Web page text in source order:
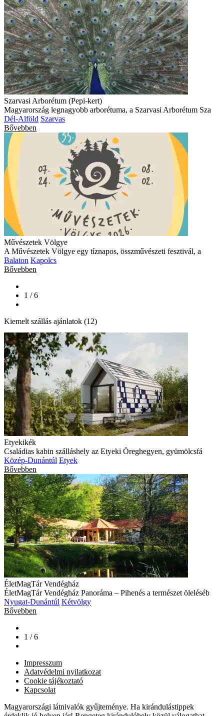
Szarvasi Arborétum (Pepi-kert)
Magyarország legnagyobb arborétuma, a Szarvasi Arborétum Sza
Dél-Alföld Szarvas
Bővebben
Művészetek Völgye
A Művészetek Völgye egy tíznapos, összművészeti fesztivál, a
Balaton Kapolcs
Bővebben
1 / 6
Kiemelt szállás ajánlatok (12)
Etyekikék
Családias kabin szálláshely az Etyeki Öreghegyen, gyümölcsfá
Közép-Dunántúl Etyek
Bővebben
ÉletMagTár Vendégház
ÉletMagTár Vendégház Panoráma – Pihenés a természet öleléséb
Nyugat-Dunántúl Kétvölgy
Bővebben
1 / 6
Impresszum
Adatvédelmi nyilatkozat
Cookie tájékoztató
Kapcsolat
Magyarországi látnivalók gyűjteménye. Ha kirándulástippek